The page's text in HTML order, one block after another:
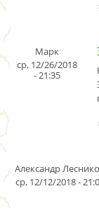
Марк
ср, 12/26/2018
- 21:35
Александр
ср, 12/12/2018 -